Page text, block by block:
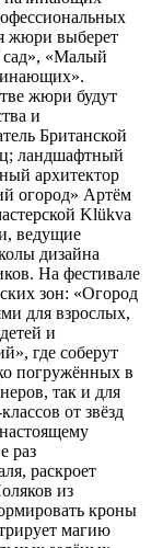
жюри выберет
сад», «Малый
жюри будут
и
Британской
ландшафтный
архитектор
огород» Артём
Klükva
ведущие
дизайна
На фестивале
зон: «Огород
для взрослых,
и
где соберут
погружённых в
так и для
от звёзд
раз
раскроет
из
кроны
магию